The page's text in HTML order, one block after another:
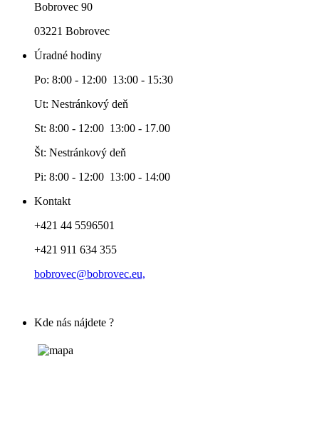
Bobrovec 90
03221 Bobrovec
Úradné hodiny
Po: 8:00 - 12:00 13:00 - 15:30
Ut: Nestránkový deň
St: 8:00 - 12:00 13:00 - 17.00
Št: Nestránkový deň
Pi: 8:00 - 12:00 13:00 - 14:00
Kontakt
+421 44 5596501
+421 911 634 355
bobrovec@bobrovec.eu,
Kde nás nájdete ?